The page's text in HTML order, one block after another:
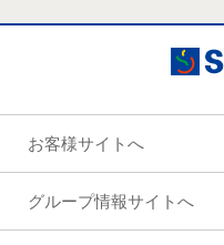
お客様サイトへ
グループ情報サイトへ